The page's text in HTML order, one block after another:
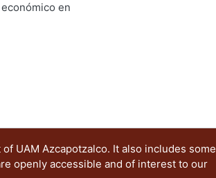
en
UAM Azcapotzalco. It also includes some
openly accessible and of interest to our